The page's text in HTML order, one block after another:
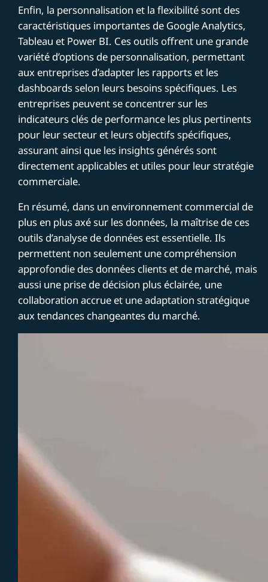
Enfin, la personnalisation et la flexibilité sont des
caractéristiques importantes de Google Analytics,
Tableau et Power BI. Ces outils offrent une grande
variété d’options de personnalisation, permettant
aux entreprises d’adapter les rapports et les
dashboards selon leurs besoins spécifiques. Les
entreprises peuvent se concentrer sur les
indicateurs clés de performance les plus pertinents
pour leur secteur et leurs objectifs spécifiques,
assurant ainsi que les insights générés sont
directement applicables et utiles pour leur stratégie
commerciale.
En résumé, dans un environnement commercial de
plus en plus axé sur les données, la maîtrise de ces
outils d’analyse de données est essentielle. Ils
permettent non seulement une compréhension
approfondie des données clients et de marché, mais
aussi une prise de décision plus éclairée, une
collaboration accrue et une adaptation stratégique
aux tendances changeantes du marché.